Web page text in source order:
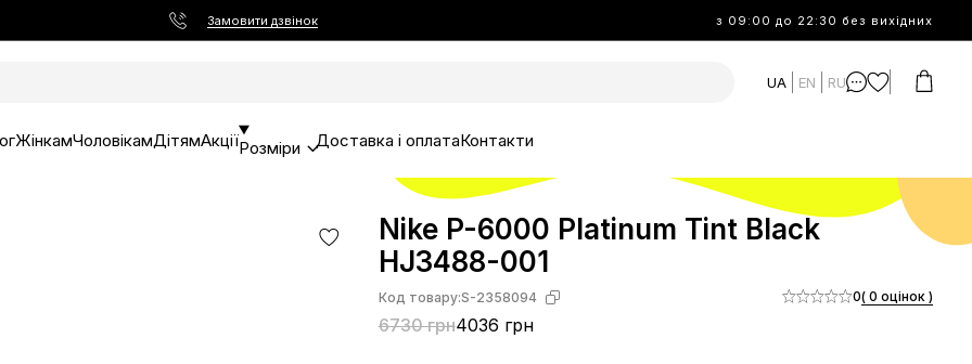
Замовити дзвінок з 09:00 до 22:30 без вихідних
UA EN RU
ЖінкамЧоловікамДітямАкціїРозміри Доставка і оплатаКонтакти
Nike P-6000 Platinum Tint Black
HJ3488-001
Код товару:S-2358094
6730 грн4036 грн
0( 0 оцінок )